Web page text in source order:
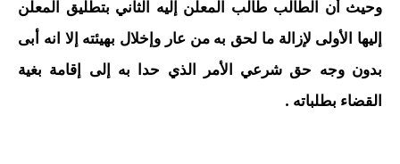
وحيث أن الطالب طالب المعلن إليه الثاني بتطليق المعلن
إليها الأولى لإزالة ما لحق به من عار وإخلال بهيئته إلا انه أبى
بدون وجه حق شرعي الأمر الذي حدا به إلى إقامة بغية
القضاء بطلباته .